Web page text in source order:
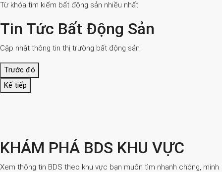
Từ khóa tìm kiếm bất động sản nhiều nhất
Tin Tức Bất Động Sản
Cập nhật thông tin thị trường bất động sản
Trước đó
Kế tiếp
KHÁM PHÁ BDS KHU VỰC
Xem thông tin BDS theo khu vực bạn muốn tìm nhanh chóng, minh